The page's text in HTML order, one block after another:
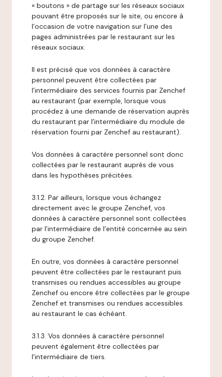
« boutons » de partage sur les réseaux sociaux
pouvant être proposés sur le site, ou encore à
l’occasion de votre navigation sur l’une des
pages administrées par le restaurant sur les
réseaux sociaux.
Il est précisé que vos données à caractère
personnel peuvent être collectées par
l’intermédiaire des services fournis par Zenchef
au restaurant (par exemple, lorsque vous
procédez à une demande de réservation auprès
du restaurant par l’intermédiaire du module de
réservation fourni par Zenchef au restaurant).
Vos données à caractère personnel sont donc
collectées par le restaurant auprès de vous
dans les hypothèses précitées.
3.1.2. Par ailleurs, lorsque vous échangez
directement avec le groupe Zenchef, vos
données à caractère personnel sont collectées
par l’intermédiaire de l’entité concernée au sein
du groupe Zenchef.
En outre, vos données à caractère personnel
peuvent être collectées par le restaurant puis
transmises ou rendues accessibles au groupe
Zenchef ou encore être collectées par le groupe
Zenchef et transmises ou rendues accessibles
au restaurant le cas échéant.
3.1.3. Vos données à caractère personnel
peuvent également être collectées par
l’intermédiaire de tiers.